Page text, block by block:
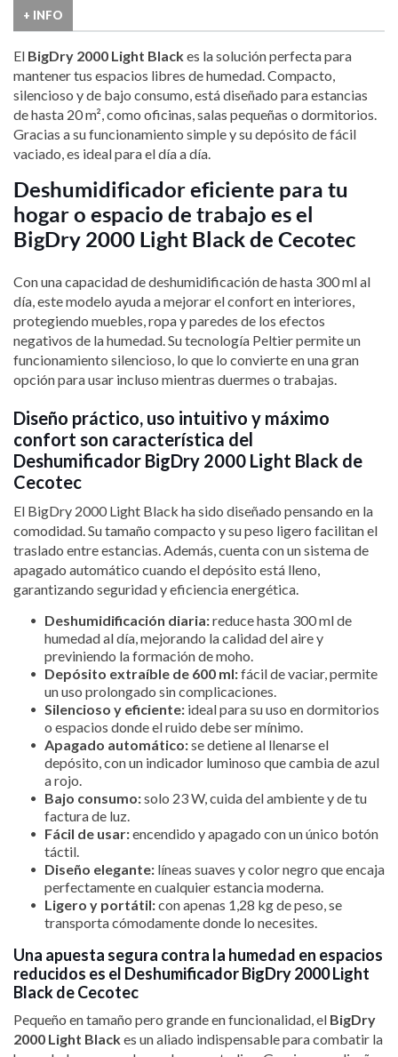
+ INFO
El BigDry 2000 Light Blackes la solución perfecta para
mantener tus espacios libres de humedad. Compacto,
silencioso y de bajo consumo, está diseñado para estancias
de hasta 20 m², como oficinas, salas pequeñas o dormitorios.
Gracias a su funcionamiento simple y su depósito de fácil
vaciado, es ideal para el día a día.
Deshumidificador eficiente para tu
hogar o espacio de trabajo es el
BigDry 2000 Light Black de Cecotec
Con una capacidad de deshumidificación de hasta 300 ml al
día, este modelo ayuda a mejorar el confort en interiores,
protegiendo muebles, ropa y paredes de los efectos
negativos de la humedad. Su tecnología Peltier permite un
funcionamiento silencioso, lo que lo convierte en una gran
opción para usar incluso mientras duermes o trabajas.
Diseño práctico, uso intuitivo y máximo
confort son característica del
Deshumificador BigDry 2000 Light Black de
Cecotec
El BigDry 2000 Light Black ha sido diseñado pensando en la
comodidad. Su tamaño compacto y su peso ligero facilitan el
traslado entre estancias. Además, cuenta con un sistema de
apagado automático cuando el depósito está lleno,
garantizando seguridad y eficiencia energética.
Deshumidificación diaria:reduce hasta 300 ml de
humedad al día, mejorando la calidad del aire y
previniendo la formación de moho.
Depósito extraíble de 600 ml:fácil de vaciar, permite
un uso prolongado sin complicaciones.
Silencioso y eficiente: ideal para su uso en dormitorios
o espacios donde el ruido debe ser mínimo.
Apagado automático:se detiene al llenarse el
depósito, con un indicador luminoso que cambia de azul
a rojo.
Bajo consumo:solo 23 W, cuida del ambiente y de tu
factura de luz.
Fácil de usar:encendido y apagado con un único botón
táctil.
Diseño elegante: líneas suaves y color negro que encaja
perfectamente en cualquier estancia moderna.
Ligero y portátil:con apenas 1,28 kg de peso, se
transporta cómodamente donde lo necesites.
Una apuesta segura contra la humedad en espacios
reducidos es el Deshumificador BigDry 2000 Light
Black de Cecotec
Pequeño en tamaño pero grande en funcionalidad, el BigDry
2000 Light Blackes un aliado indispensable para combatir la